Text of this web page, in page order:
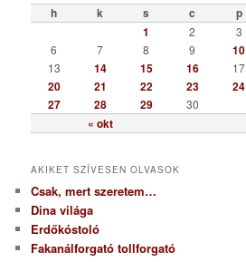
r
h k s c p
« okt
1 2 3
6
7 8 9 10
13
14 15 16 17
20
21 22 23 24
27 28 29 30
AKIKET SZÍVESEN OLVASOK
Csak, mert szeretem…
Dina világa
Erdőkóstoló
Fakanálforgató tollforgató